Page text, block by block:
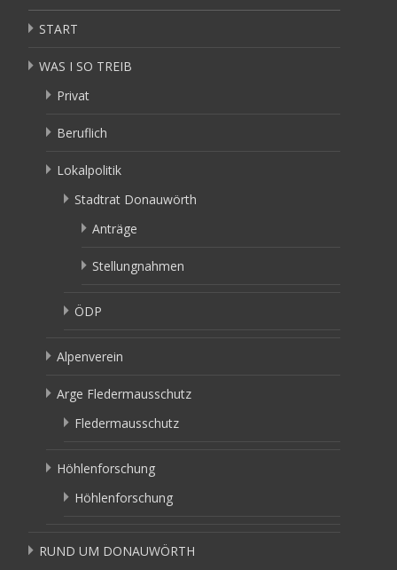
START
WAS I SO TREIB
Privat
Beruflich
Lokalpolitik
Stadtrat Donauwörth
Anträge
Stellungnahmen
ÖDP
Alpenverein
Arge Fledermausschutz
Fledermausschutz
Höhlenforschung
Höhlenforschung
RUND UM DONAUWÖRTH